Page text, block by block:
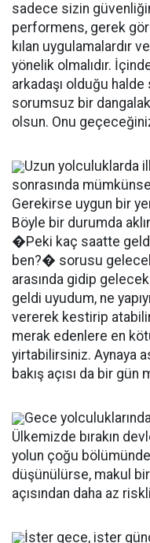
sadece sizin
performens, gerek
kılan uygulamalardır
yönelik olmalıdır.
arkadaşı olduğu halde
sorumsuz bir
olsun. Onu
Uzun yolculuklarda
sonrasında
Gerekirse uygun bir
Böyle bir durumda
�Peki kaç saatte
ben?� sorusu
arasında gidip
geldi uyudum, ne
vererek kestirip
merak edenlere en
yirtabilirsiniz. Aynaya
bakış açısı da bir
Gece
Ülkemizde bırakın
yolun çoğu bölümünde
düşünülürse, makul bir
açısından daha az
İster gece, ister